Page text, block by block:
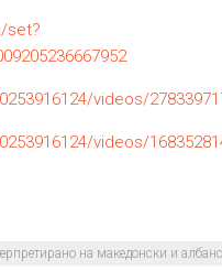
set?
videos/
videos/
на македонски и